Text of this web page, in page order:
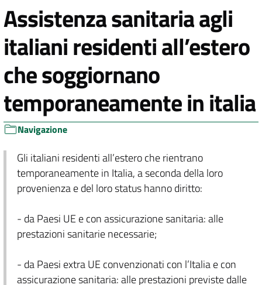
Assistenza sanitaria agli
italiani residenti all’estero
che soggiornano
temporaneamente in italia
Navigazione
Gli italiani residenti all’estero che rientrano
temporaneamente in Italia, a seconda della loro
provenienza e del loro status hanno diritto:
- da Paesi UE e con assicurazione sanitaria: alle
prestazioni sanitarie necessarie;
- da Paesi extra UE convenzionati con l’Italia e con
assicurazione sanitaria: alle prestazioni previste dalle